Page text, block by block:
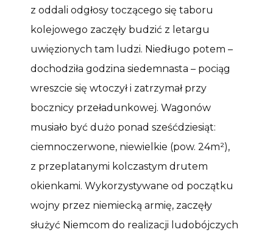
z oddali odgłosy toczącego się taboru
kolejowego zaczęły budzić z letargu
uwięzionych tam ludzi. Niedługo potem –
dochodziła godzina siedemnasta – pociąg
wreszcie się wtoczył i zatrzymał przy
bocznicy przeładunkowej. Wagonów
musiało być dużo ponad sześćdziesiąt:
ciemnoczerwone, niewielkie (pow. 24m²),
z przeplatanymi kolczastym drutem
okienkami. Wykorzystywane od początku
wojny przez niemiecką armię, zaczęły
służyć Niemcom do realizacji ludobójczych